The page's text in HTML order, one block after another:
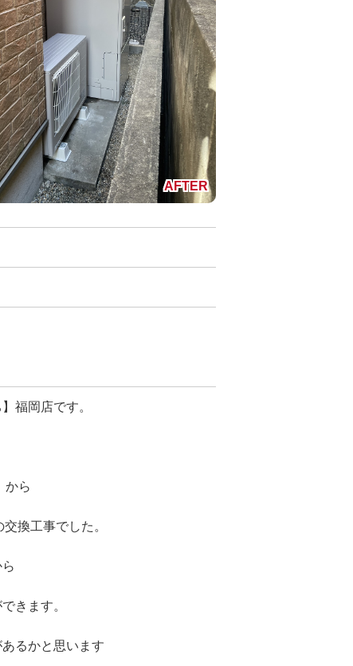
福岡店です。
から
換工事でした。
きます。
るかと思います